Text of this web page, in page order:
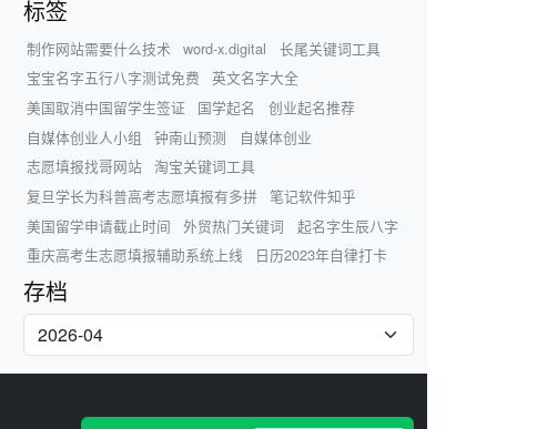
标签
制作网站需要什么技术 word-x.digital
长尾关键词工具
宝宝名字五行八字测试免费
英文名字大全
美国取消中国留学生签证
国学起名
创业起名推荐
自媒体创业人小组
钟南山预测
自媒体创业
志愿填报找哥网站
淘宝关键词工具
复旦学长为科普高考志愿填报有多拼
笔记软件知乎
美国留学申请截止时间
外贸热门关键词
起名字生辰八字
重庆高考生志愿填报辅助系统上线
日历2023年自律打卡
存档